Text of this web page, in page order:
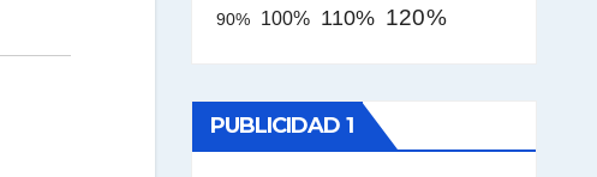
90% 100% 110% 120%
PUBLICIDAD 1